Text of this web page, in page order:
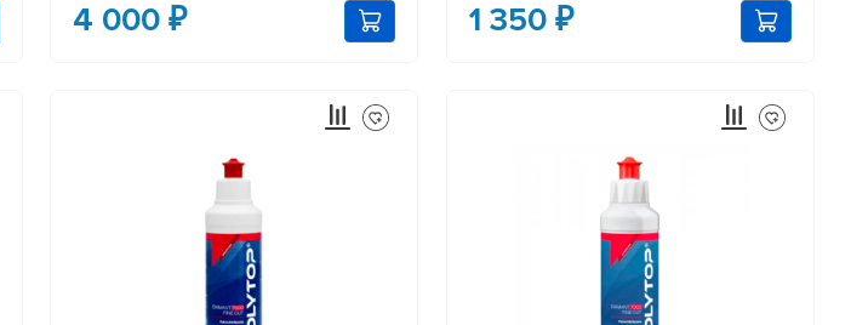
4 000 ₽ 1 350 ₽